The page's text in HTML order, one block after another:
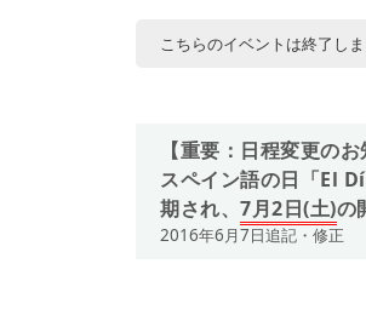
こちらのイベントは終了しま
【重要：日程変更のお
スペイン語の日「El
期され、 7月2日(土)の
2016年6月7日追記・修正